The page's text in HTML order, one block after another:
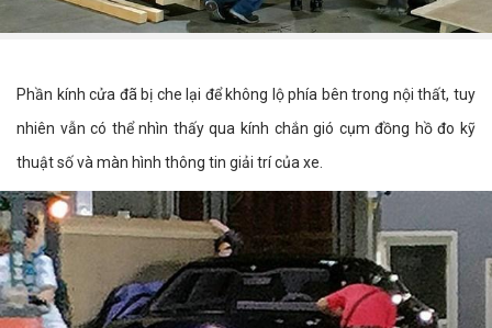
Phần kính cửa đã bị che lại để không lộ phía bên trong nội thất, tuy
nhiên vẫn có thể nhìn thấy qua kính chắn gió cụm đồng hồ đo kỹ
thuật số và màn hình thông tin giải trí của xe.